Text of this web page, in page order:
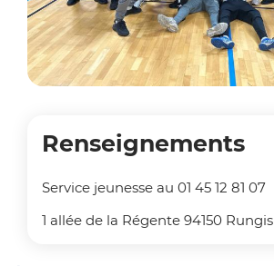
Renseignements
Service jeunesse au 01 45 12 81 07
1 allée de la Régente 94150 Rungis